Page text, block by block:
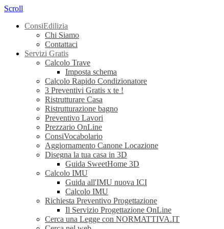
Scroll
ConsiEdilizia
Chi Siamo
Contattaci
Servizi Gratis
Calcolo Trave
Imposta schema
Calcolo Rapido Condizionatore
3 Preventivi Gratis x te !
Ristrutturare Casa
Ristrutturazione bagno
Preventivo Lavori
Prezzario OnLine
ConsiVocabolario
Aggiornamento Canone Locazione
Disegna la tua casa in 3D
Guida SweetHome 3D
Calcolo IMU
Guida all'IMU nuova ICI
Calcolo IMU
Richiesta Preventivo Progettazione
Il Servizio Progettazione OnLine
Cerca una Legge con NORMATTIVA.IT